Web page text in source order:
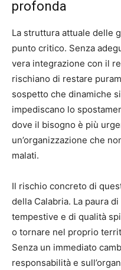
profonda
La struttura attuale delle
punto critico. Senza
vera integrazione con il
rischiano di restare
sospetto che dinamiche
impediscano lo
dove il bisogno è più
un’organizzazione che
malati.
Il rischio concreto di
della Calabria. La paura
tempestive e di qualità
o tornare nel proprio
Senza un immediato
responsabilità e